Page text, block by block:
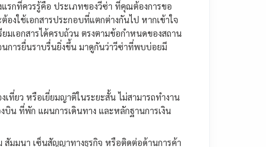
แรกที่ควรรู้คือ ประเภทของวีซ่า ที่คุณต้องการขอ
องใช้เอกสารประกอบที่แตกต่างกันไป หากเข้าใจ
มเอกสารได้ครบถ้วน ตรงตามข้อกำหนดของสถาน
การยื่นราบรื่นยิ่งขึ้น มาดูกันว่าวีซ่าที่พบบ่อยมี
ที่ยว หรือเยี่ยมญาติในระยะสั้น ไม่สามารถทำงาน
บิน ที่พัก แผนการเดินทาง และหลักฐานการเงิน
สัมมนา เซ็นสัญญาทางธุรกิจ หรือติดต่อด้านการค้า